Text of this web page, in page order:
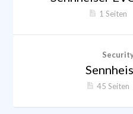
1 Seiten
45 Seiten